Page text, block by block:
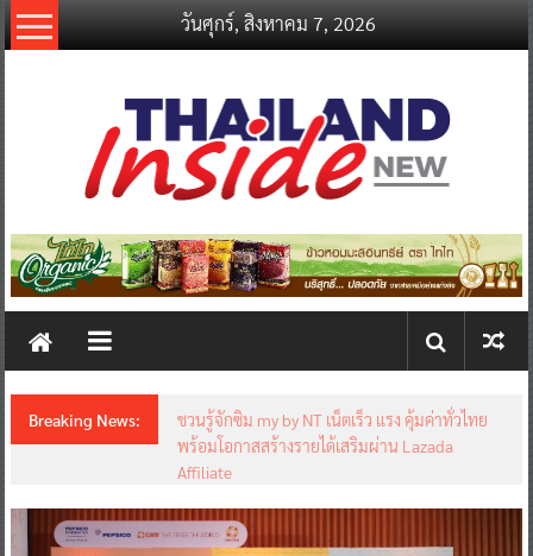
Skip
to
วันศุกร์, สิงหาคม 7, 2026
thailandinsidenew.com
Thailand
New
Breaking News:
ชวนรู้จักซิม my by NT เน็ตเร็ว แรง คุ้มค่าทั่วไทย
พร้อมโอกาสสร้างรายได้เสริมผ่าน Lazada
Affiliate